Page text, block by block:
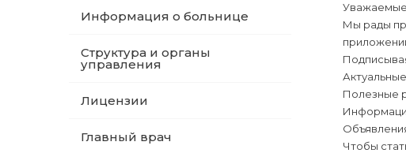
Информация о больнице
Структура и органы
управления
Лицензии
Главный врач
Уважаемые
Мы рады
Полезные
Чтобы